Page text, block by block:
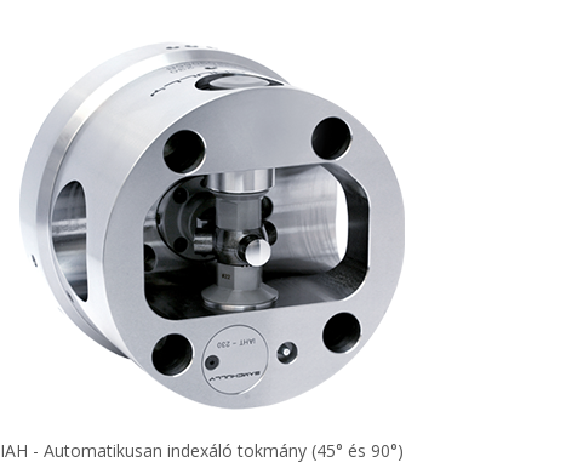
IAH - Automatikusan indexáló tokmány (45° és 90°)